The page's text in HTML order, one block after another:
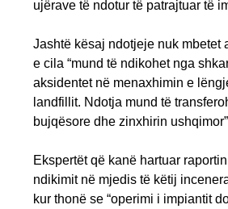
ujërave të ndotur të patrajtuar të
Jashtë kësaj ndotjeje nuk mbetet
e cila “mund të ndikohet nga
aksidentet në menaxhimin e
landfillit. Ndotja mund të
bujqësore dhe zinxhirin
Ekspertët që kanë hartuar
ndikimit në mjedis të këtij
kur thonë se “operimi i impiantit